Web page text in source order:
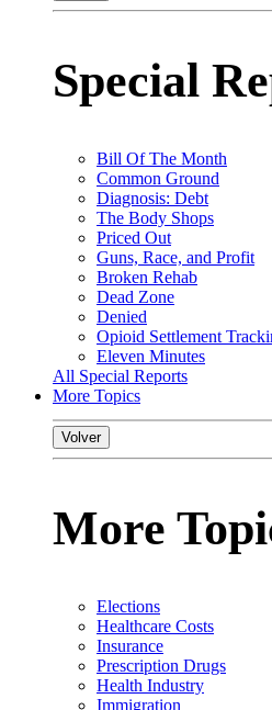
Special
Bill Of The Month
Common Ground
Diagnosis: Debt
The Body Shops
Priced Out
Guns, Race, and Profit
Broken Rehab
Dead Zone
Denied
Opioid Settlement
Eleven Minutes
All Special Reports
More Topics
Volver
More
Elections
Healthcare Costs
Insurance
Prescription Drugs
Health Industry
Immigration